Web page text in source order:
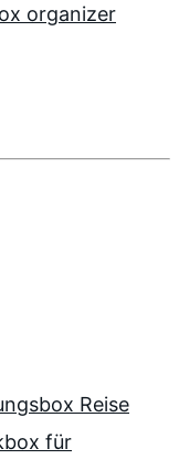
organizer
Reise
für